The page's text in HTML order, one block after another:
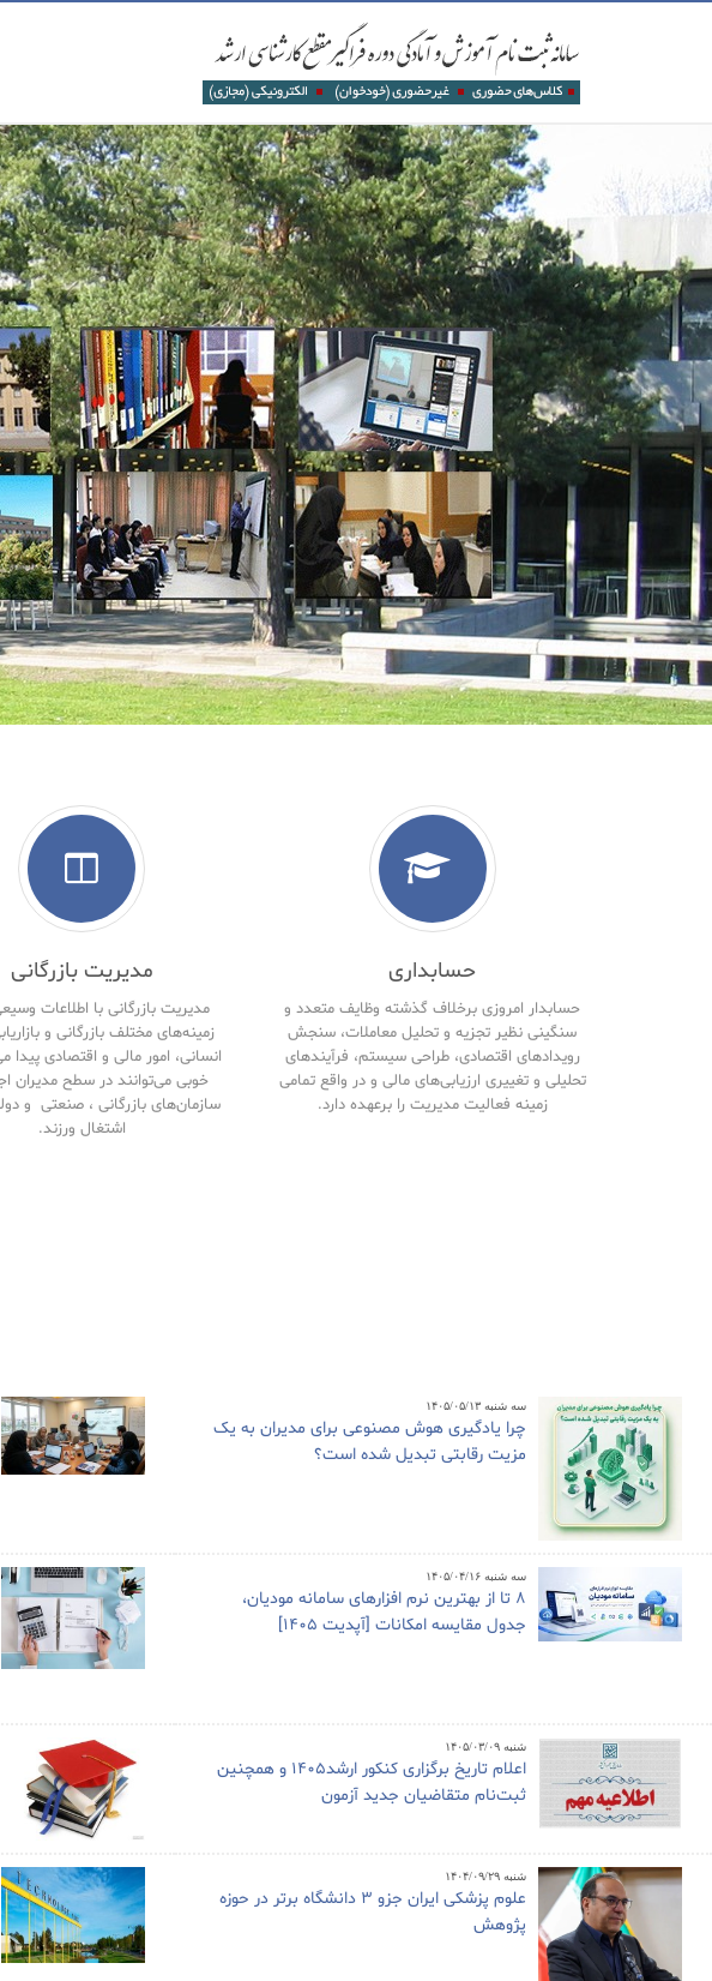
حسابداری
حسابدار امروزی برخلاف گذشته وظایف متعدد و
سنگینی نظیر تجزیه و تحلیل معاملات، سنجش
رویدادهای اقتصادی، طراحی سیستم، فرآیندهای
تحلیلی و تغییری ارزیابی‌های مالی و در واقع تمامی
زمینه فعالیت مدیریت را برعهده دارد.
مدیریت بازرگانی
مدیریت بازرگانی با اطلاعات
زمینه‌های مختلف بازرگانی و
انسانی، امور مالی و اقتصادی پیدا
خوبی می‌توانند در سطح مدیران
سازمان‌های بازرگانی ، صنعتی و
اشتغال ورزند.
سه شنبه ۱۴۰۵/۰۵/۱۳
چرا یادگیری هوش مصنوعی برای مدیران به یک
مزیت رقابتی تبدیل شده است؟
سه شنبه ۱۴۰۵/۰۴/۱۶
8 تا از بهترین نرم افزارهای سامانه مودیان،
جدول مقایسه امکانات [آپدیت 1405]
شنبه ۱۴۰۵/۰۳/۰۹
اعلام تاریخ برگزاری کنکور ارشد1405 و همچنین
ثبت‌نام متقاضیان جدید آزمون
شنبه ۱۴۰۴/۰۹/۲۹
علوم پزشکی ایران جزو ۳ دانشگاه برتر در حوزه
پژوهش